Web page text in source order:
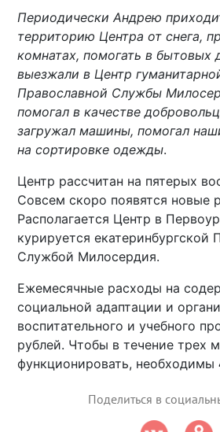
Периодически Андрею
территорию Центра от снега,
комнатах, помогать в бытовых
выезжали в Центр
Православной Службы
помогал в качестве
загружал машины, помогал
на сортировке одежды.
Центр рассчитан на пятерых
Совсем скоро появятся новые
Располагается Центр в
курируется екатеринбургской
Службой Милосердия.
Ежемесячные расходы на
социальной адаптации и
воспитательного и учебного
рублей. Чтобы в течение трех
функционировать, необходимы
Поделиться в